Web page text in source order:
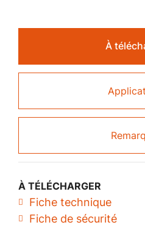
À
À TÉLÉCHARGER
Fiche technique
Fiche de sécurité